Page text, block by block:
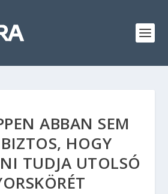
ABBAN SEM
HOGY
TUDJA UTOLSÓ